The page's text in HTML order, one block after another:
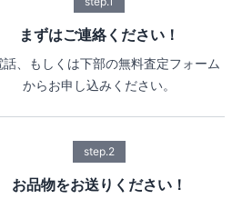
まずはご連絡ください！
話、もしくは下部の無料査定フォーム
からお申し込みください。
step.2
お品物をお送りください！